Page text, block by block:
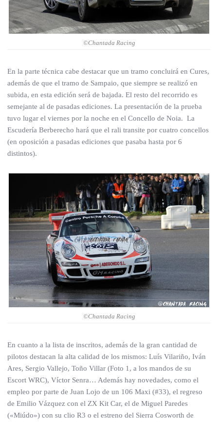
©Chantada Racing
En la parte técnica cabe destacar que un tramo concluirá en Cures,
además de que el tramo de Sampaio, que siempre se realizó en
subida, en esta edición será de bajada. El resto del recorrido es
semejante al de pasadas ediciones. La presentación de la prueba
tuvo lugar el viernes por la noche en el Concello de Noia. La
Escudería Berberecho hará que el rali transite por cuatro concellos
(en oposición a pasadas ediciones que pasaba hasta por 6
distintos).
©Chantada Racing
En cuanto a la lista de inscritos, además de la gran cantidad de
pilotos destacan la alta calidad de los mismos: Luís Vilariño, Iván
Ares, Sergio Vallejo, Toño Villar (Foto 1, a los mandos de su
Escort WRC), Víctor Senra… Además hay novedades, como el
empleo por parte de Juan Lojo de un 106 Maxi (#33), el regreso
de Emilio Vázquez con el ZX Kit Car, el de Miguel Paredes
(«Miúdo») con su clio R3 o el estreno del Sierra Cosworth de